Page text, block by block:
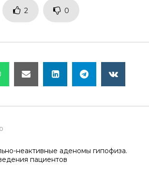
2 0
неактивные аденомы гипофиза.
пациентов